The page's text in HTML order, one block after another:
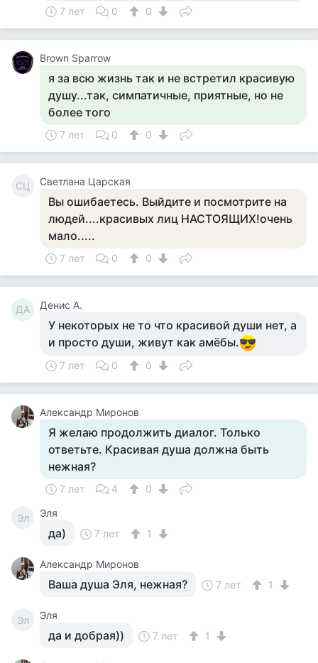
7 лет 0 0
Brown Sparrow
я за всю жизнь так и не встретил красивую
душу...так, симпатичные, приятные, но не
более того
7 лет 0 0
СЦ Светлана Царская
Вы ошибаетесь. Выйдите и посмотрите на
людей....красивых лиц НАСТОЯЩИХ!очень
мало.....
7 лет 0 0
ДА Денис А.
У некоторых не то что красивой души нет, а
и просто души, живут как амёбы.
7 лет 0 0
Александр Миронов
Я желаю продолжить диалог. Только
ответьте. Красивая душа должна быть
нежная?
7 лет 4 0
Эл Эля
да) 7 лет 1
Александр Миронов
Ваша душа Эля, нежная? 7 лет 1
Эл Эля
да и добрая)) 7 лет 1